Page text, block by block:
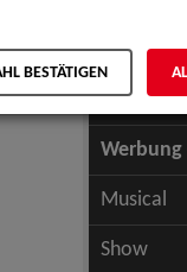
Werbung
Musical
Show
BESTÄTIGEN